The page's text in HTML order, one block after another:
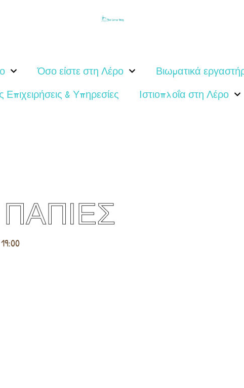
Όσο είστε στη Λέρο
Βιωματικά
Επιχειρήσεις & Υπηρεσίες Ιστιοπλοΐα στη Λέρο
ΠΑΠΙΕΣ